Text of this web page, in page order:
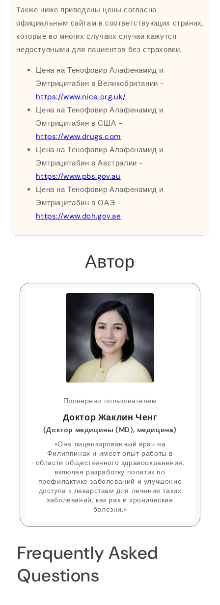
Также ниже приведены цены согласно
официальным сайтам в соответствующих странах,
которые во многих случаях случаи кажутся
недоступными для пациентов без страховки.
Цена на Тенофовир Алафенамид и
Эмтрицитабин в Великобритании -
https://www.nice.org.uk/
Цена на Тенофовир Алафенамид и
Эмтрицитабин в США -
https://www.drugs.com
Цена на Тенофовир Алафенамид и
Эмтрицитабин в Австралии -
https://www.pbs.gov.au
Цена на Тенофовир Алафенамид и
Эмтрицитабин в ОАЭ -
https://www.doh.gov.ae
Автор
Проверено пользователем
Доктор Жаклин Ченг
(Доктор медицины (MD), медицина)
«Она лицензированный врач на
Филиппинах и имеет опыт работы в
области общественного здравоохранения,
включая разработку политик по
профилактике заболеваний и улучшение
доступа к лекарствам для лечения таких
заболеваний, как рак и хронические
болезни.»
Frequently Asked
Questions